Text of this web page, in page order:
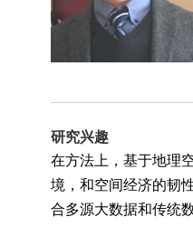
研究兴趣
在方法上，基于地理
境，和空间经济的韧
合多源大数据和传统